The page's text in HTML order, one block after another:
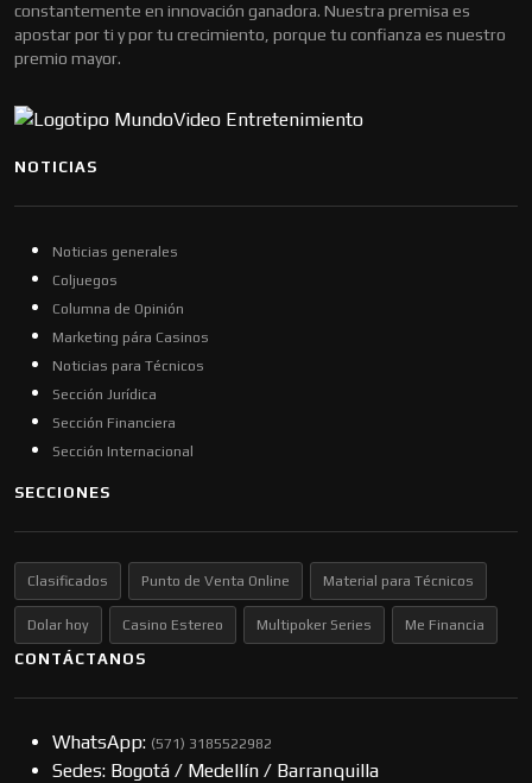
constantemente en innovación ganadora. Nuestra premisa es
apostar por ti y por tu crecimiento, porque tu confianza es nuestro
premio mayor.
NOTICIAS
Noticias generales
Coljuegos
Columna de Opinión
Marketing pára Casinos
Noticias para Técnicos
Sección Jurídica
Sección Financiera
Sección Internacional
SECCIONES
Clasificados Punto de Venta Online Material para Técnicos
Dolar hoy Casino Estereo Multipoker Series Me Financia
CONTÁCTANOS
WhatsApp: (57​​1) 3185522982
Sedes: Bogotá / Medellín / Barranquilla